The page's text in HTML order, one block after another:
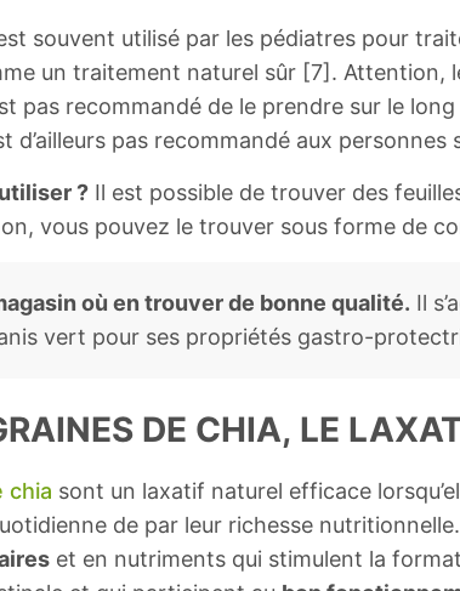
souvent utilisé par les pédiatres pour
un traitement naturel sûr [7]. Attention,
pas recommandé de le prendre sur le
d’ailleurs pas recommandé aux personnes
? Il est possible de trouver des
vous pouvez le trouver sous forme de
où en trouver de bonne qualité. Il
vert pour ses propriétés gastro-
DE CHIA, LE
chia sont un laxatif naturel efficace
de par leur richesse
et en nutriments qui stimulent la